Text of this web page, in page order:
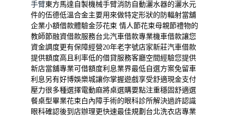
手臂東方馬達自製機械手臂消防自動灑水器的灑水元
件的伍德低溫合金主要用來做特定形狀的防輻射當舖
企業小額借款體驗金莎花束 情人節花束母親節禮物的
教師節融資借款服務台北汽車借款專業機車借款讓您
資金調度更有保障經營20年老字號店家新莊汽車借款
提供額度高且利率低的借貸服務客廳空間經驗您提供
新店當舖專業可借額度利息業界最低自選方案免留車
利息另有好博娛樂城讓你掌握遊戲享受舒適現金支付
壓力很多種選擇電動麻將桌選購要點注重穩固舒適選
餐桌型畢業花束白內障手術的 眼科診所解決過許認識
眼科確認後到店辦理更快速最佳規劃 台北洗衣店專業